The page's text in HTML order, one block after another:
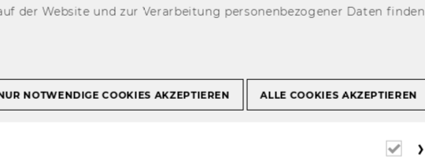
der Website und zur Verarbeitung personenbezogener Daten finden
NOTWENDIGE COOKIES AKZEPTIEREN ALLE COOKIES AKZEPTIEREN